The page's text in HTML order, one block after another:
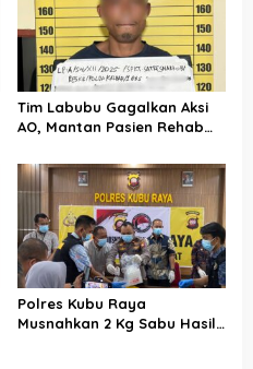
Tim Labubu Gagalkan Aksi
AO, Mantan Pasien Rehab
0,30 Gram
Polres Kubu Raya
Musnahkan 2 Kg Sabu Hasil